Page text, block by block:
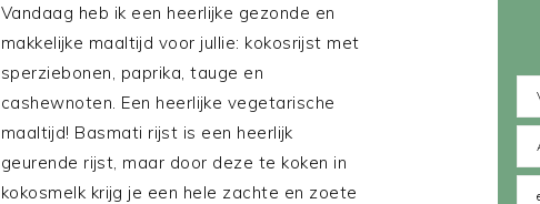
Vandaag heb ik een heerlijke gezonde en
makkelijke maaltijd voor jullie: kokosrijst met
sperziebonen, paprika, tauge en
cashewnoten. Een heerlijke vegetarische
maaltijd! Basmati rijst is een heerlijk
geurende rijst, maar door deze te koken in
kokosmelk krijg je een hele zachte en zoete